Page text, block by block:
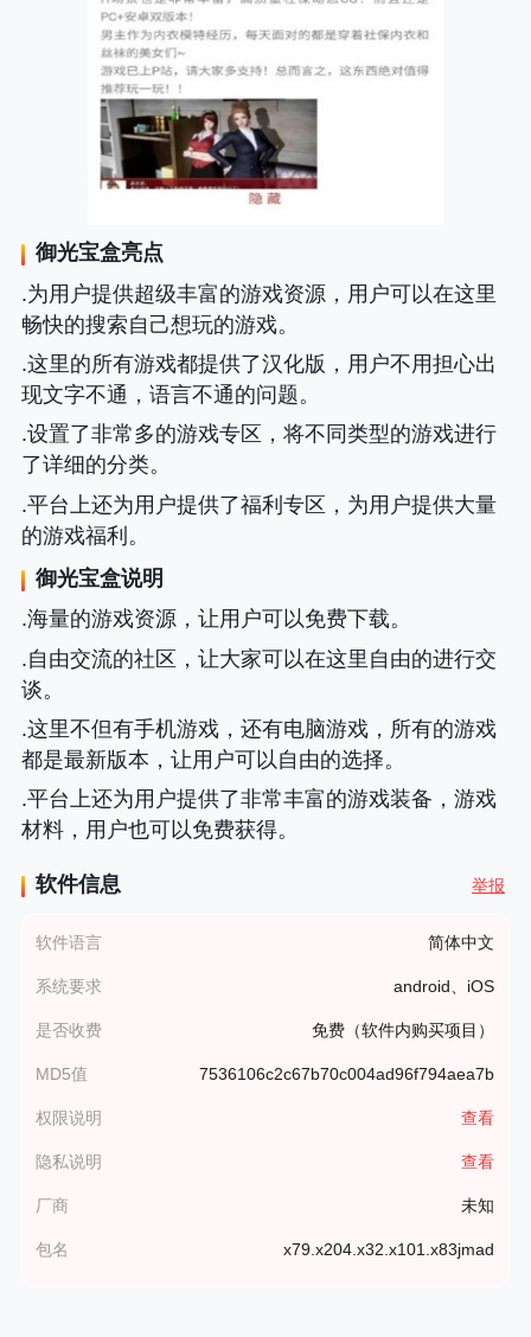
御光宝盒亮点
.为用户提供超级丰富的游戏资源，用户可以在这里
畅快的搜索自己想玩的游戏。
.这里的所有游戏都提供了汉化版，用户不用担心出
现文字不通，语言不通的问题。
.设置了非常多的游戏专区，将不同类型的游戏进行
了详细的分类。
.平台上还为用户提供了福利专区，为用户提供大量
的游戏福利。
御光宝盒说明
.海量的游戏资源，让用户可以免费下载。
.自由交流的社区，让大家可以在这里自由的进行交
谈。
.这里不但有手机游戏，还有电脑游戏，所有的游戏
都是最新版本，让用户可以自由的选择。
.平台上还为用户提供了非常丰富的游戏装备，游戏
材料，用户也可以免费获得。
软件信息 举报
软件语言 简体中文
系统要求 android、iOS
是否收费 免费（软件内购买项目）
MD5值 7536106c2c67b70c004ad96f794aea7b
权限说明 查看
隐私说明 查看
厂商 未知
包名 x79.x204.x32.x101.x83jmad